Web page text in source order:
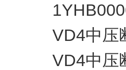
VD4中压
VD4中压